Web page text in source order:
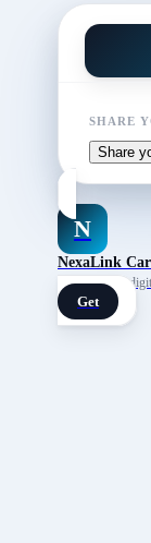
SHARE
Share
N
NexaLink
Your own AI
Get